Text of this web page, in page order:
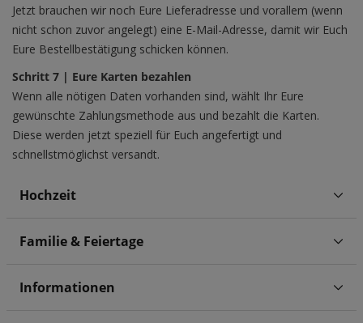
Jetzt brauchen wir noch Eure Lieferadresse und vorallem (wenn
nicht schon zuvor angelegt) eine E-Mail-Adresse, damit wir Euch
Eure Bestellbestätigung schicken können.
Schritt 7 | Eure Karten bezahlen
Wenn alle nötigen Daten vorhanden sind, wählt Ihr Eure
gewünschte Zahlungsmethode aus und bezahlt die Karten.
Diese werden jetzt speziell für Euch angefertigt und
schnellstmöglichst versandt.
Hochzeit
Familie & Feiertage
Informationen